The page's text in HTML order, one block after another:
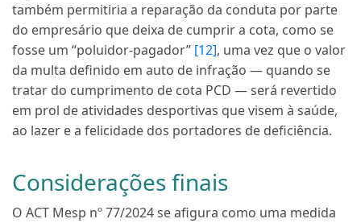
também permitiria a reparação da conduta por parte
do empresário que deixa de cumprir a cota, como se
fosse um “poluidor-pagador” [12], uma vez que o valor
da multa definido em auto de infração — quando se
tratar do cumprimento de cota PCD — será revertido
em prol de atividades desportivas que visem à saúde,
ao lazer e a felicidade dos portadores de deficiência.
Considerações finais
O ACT Mesp nº 77/2024 se afigura como uma medida